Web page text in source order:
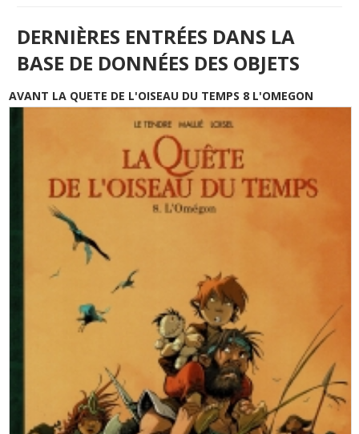
DERNIÈRES ENTRÉES DANS LA
BASE DE DONNÉES DES OBJETS
AVANT LA QUETE DE L'OISEAU DU TEMPS 8 L'OMEGON